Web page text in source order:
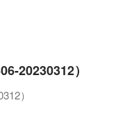
20230312）
）